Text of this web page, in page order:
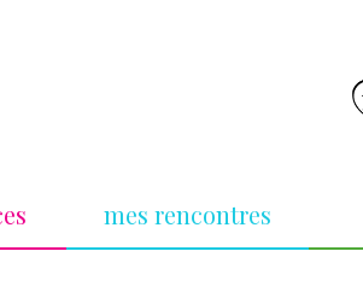
mes rencontres